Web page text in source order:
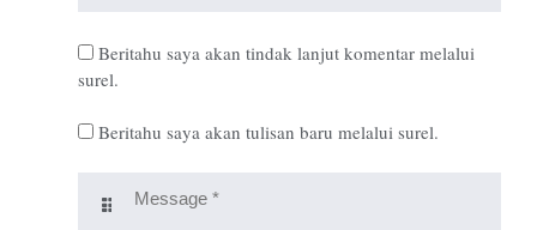
Beritahu saya akan tindak lanjut komentar melalui
surel.
Beritahu saya akan tulisan baru melalui surel.